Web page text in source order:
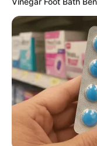
Δείτε όλες τις
τον Κόσμο, τη